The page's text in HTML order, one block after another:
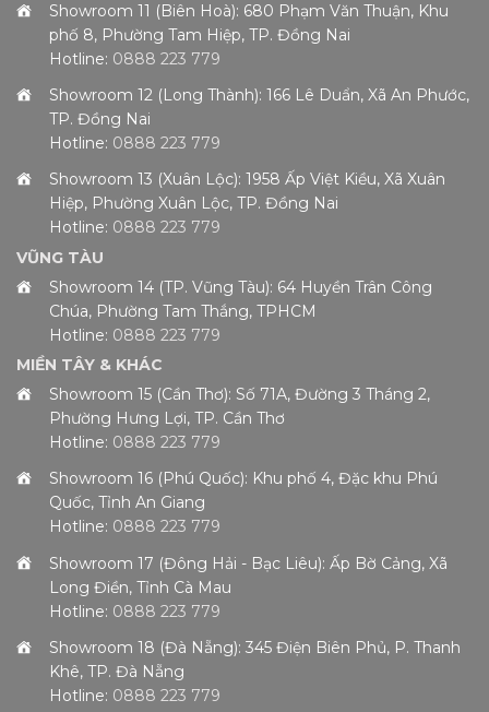
Showroom 11 (Biên Hoà): 680 Phạm Văn Thuận, Khu
phố 8, Phường Tam Hiệp, TP. Đồng Nai
Hotline: 0888 223 779
Showroom 12 (Long Thành): 166 Lê Duẩn, Xã An Phước,
TP. Đồng Nai
Hotline: 0888 223 779
Showroom 13 (Xuân Lộc): 1958 Ấp Việt Kiều, Xã Xuân
Hiệp, Phường Xuân Lộc, TP. Đồng Nai
Hotline: 0888 223 779
VŨNG TÀU
Showroom 14 (TP. Vũng Tàu): 64 Huyền Trân Công
Chúa, Phường Tam Thắng, TPHCM
Hotline: 0888 223 779
MIỀN TÂY & KHÁC
Showroom 15 (Cần Thơ): Số 71A, Đường 3 Tháng 2,
Phường Hưng Lợi, TP. Cần Thơ
Hotline: 0888 223 779
Showroom 16 (Phú Quốc): Khu phố 4, Đặc khu Phú
Quốc, Tỉnh An Giang
Hotline: 0888 223 779
Showroom 17 (Đông Hải - Bạc Liêu): Ấp Bờ Cảng, Xã
Long Điền, Tỉnh Cà Mau
Hotline: 0888 223 779
Showroom 18 (Đà Nẵng): 345 Điện Biên Phủ, P. Thanh
Khê, TP. Đà Nẵng
Hotline: 0888 223 779